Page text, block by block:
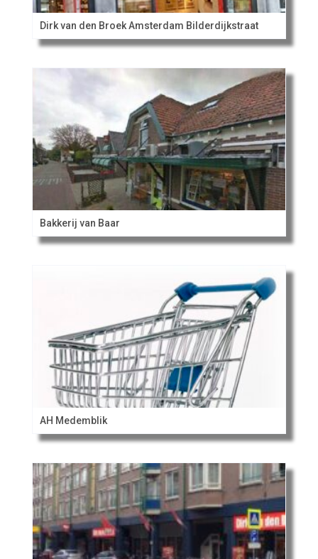
Dirk van den Broek Amsterdam Bilderdijkstraat
Bakkerij van Baar
AH Medemblik